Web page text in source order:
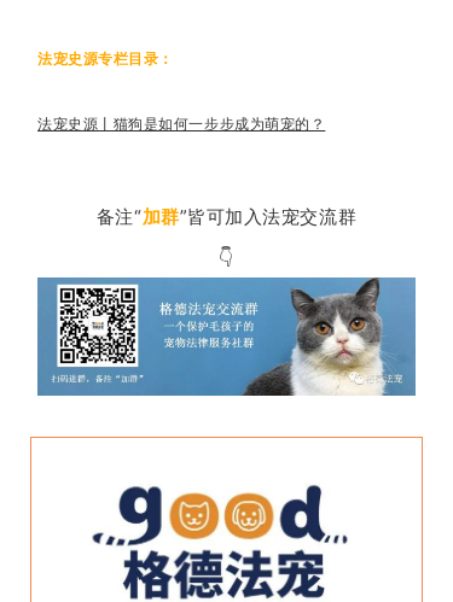
法宠史源专栏目录：
法宠史源丨猫狗是如何一步步成为萌宠的？
备注“加群”皆可加入法宠交流群
👇